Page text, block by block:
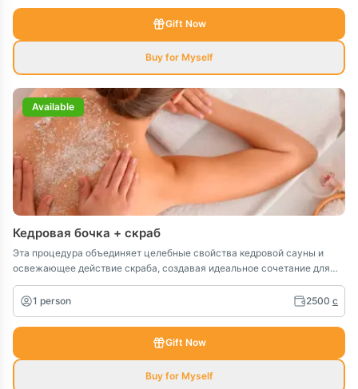
Gift Now
Buy for Myself
Available
Кедровая бочка + скраб
Эта процедура объединяет целебные свойства кедровой сауны и
освежающее действие скраба, создавая идеальное сочетание для
глубокого расслабления и ухода за кожей.
1 person
2500 c
Gift Now
Buy for Myself